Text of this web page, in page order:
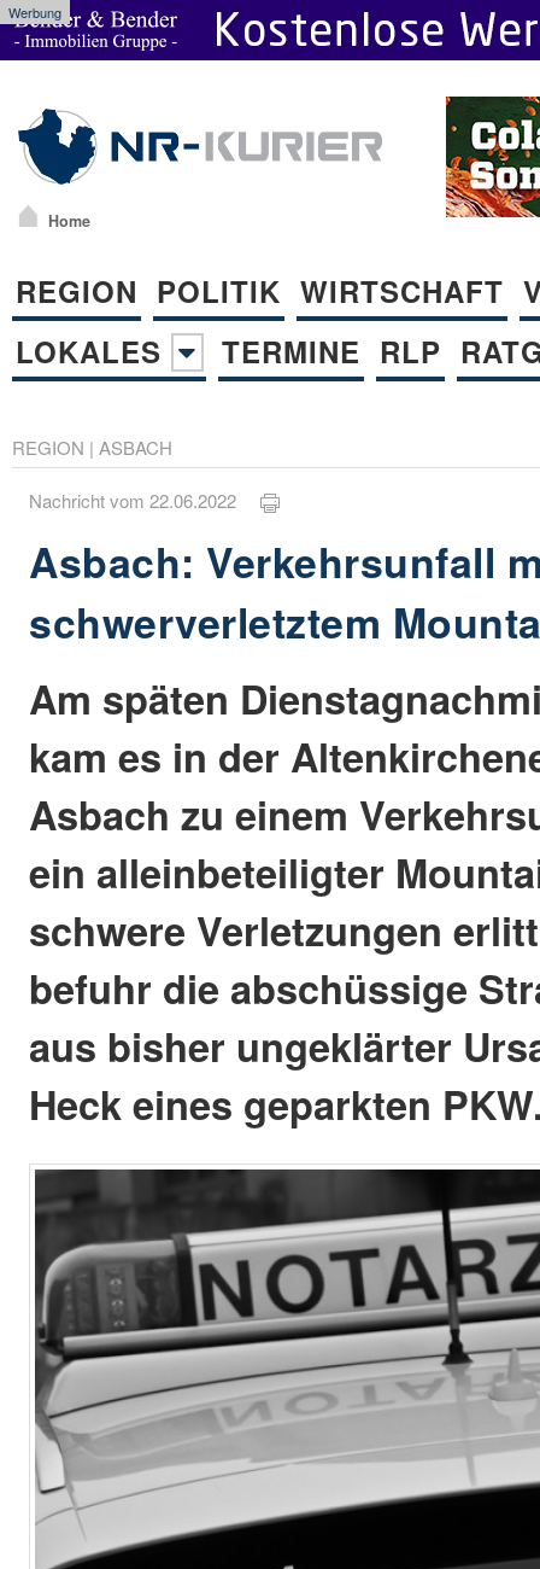
Werbung
Home
REGION POLITIK WIRTSCHAFT
LOKALES
TERMINE RLP
REGION | ASBACH
Nachricht vom 22.06.2022
Asbach: Verkehrsunfall
schwerverletztem
Am späten
kam es in der
Asbach zu einem
ein alleinbeteiligter
schwere Verletzungen
befuhr die abschüssige
aus bisher ungeklärter
Heck eines geparkten